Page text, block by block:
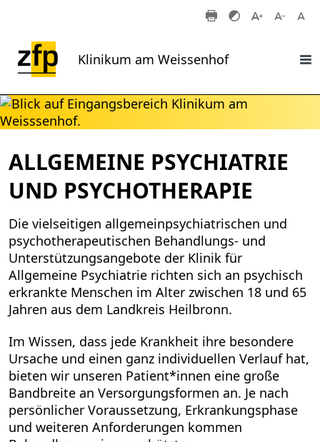
Klinikum am Weissenhof
ALLGEMEINE PSYCHIATRIE
UND PSYCHOTHERAPIE
Die vielseitigen allgemeinpsychiatrischen und
psychotherapeutischen Behandlungs- und
Unterstützungsangebote der Klinik für
Allgemeine Psychiatrie richten sich an psychisch
erkrankte Menschen im Alter zwischen 18 und 65
Jahren aus dem Landkreis Heilbronn.
Im Wissen, dass jede Krankheit ihre besondere
Ursache und einen ganz individuellen Verlauf hat,
bieten wir unseren Patient*innen eine große
Bandbreite an Versorgungsformen an. Je nach
persönlicher Voraussetzung, Erkrankungsphase
und weiteren Anforderungen kommen